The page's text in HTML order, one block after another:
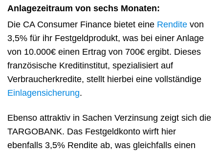
Anlagezeitraum von sechs Monaten:
Die CA Consumer Finance bietet eine Rendite von
3,5% für ihr Festgeldprodukt, was bei einer Anlage
von 10.000€ einen Ertrag von 700€ ergibt. Dieses
französische Kreditinstitut, spezialisiert auf
Verbraucherkredite, stellt hierbei eine vollständige
Einlagensicherung.
Ebenso attraktiv in Sachen Verzinsung zeigt sich die
TARGOBANK. Das Festgeldkonto wirft hier
ebenfalls 3,5% Rendite ab, was gleichfalls einen